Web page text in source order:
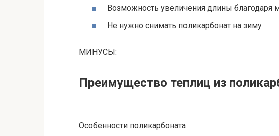
Возможность увеличения длины
Не нужно снимать поликарбонат на зиму
МИНУСЫ:
Преимущество теплиц из
Особенности поликарбоната